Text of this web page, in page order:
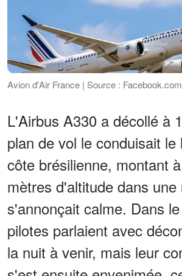
Avion d'Air France | Source :
L'Airbus A330 a décollé à
plan de vol le conduisait le
côte brésilienne, montant
mètres d'altitude dans une
s'annonçait calme. Dans
pilotes parlaient avec
la nuit à venir, mais leur